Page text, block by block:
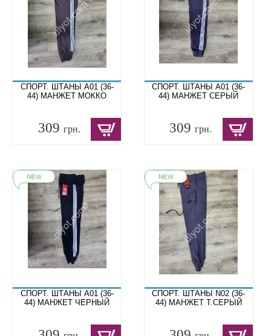
СПОРТ. ШТАНЫ A01 (36-
44) МАНЖЕТ МОККО
309 грн.
СПОРТ. ШТАНЫ A01 (36-
44) МАНЖЕТ СЕРЫЙ
309грн.
СПОРТ. ШТАНЫ A01 (36-
44) МАНЖЕТ ЧЕРНЫЙ
СПОРТ. ШТАНЫ N02 (36-
44) МАНЖЕТ Т.СЕРЫЙ